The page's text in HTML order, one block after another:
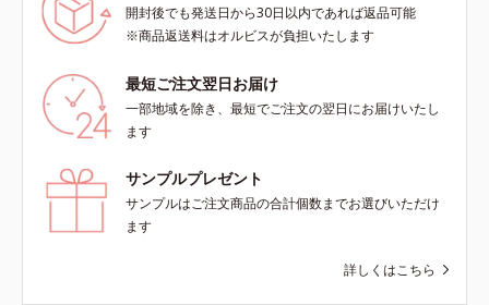
開封後でも発送日から30日以内であれば返品可能
※商品返送料はオルビスが負担いたします
最短ご注文翌日お届け
一部地域を除き、最短でご注文の翌日にお届けいたし
ます
サンプルプレゼント
サンプルはご注文商品の合計個数までお選びいただけ
ます
詳しくはこちら